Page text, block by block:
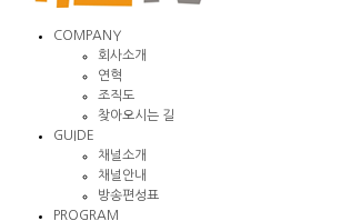
COMPANY
회사소개
연혁
조직도
찾아오시는 길
GUIDE
채널소개
채널안내
방송편성표
PROGRAM